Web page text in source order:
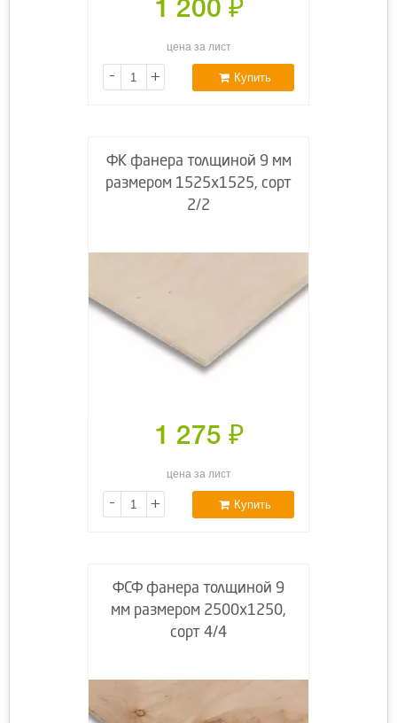
1 200 ₽
цена за лист
- + Купить
ФК фанера толщиной 9 мм
размером 1525х1525, сорт
2/2
1 275 ₽
цена за лист
- + Купить
ФСФ фанера толщиной 9
мм размером 2500х1250,
сорт 4/4